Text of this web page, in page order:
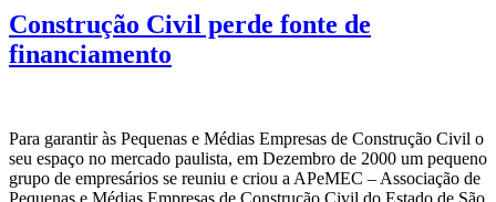
Construção Civil perde fonte de
financiamento
Para garantir às Pequenas e Médias Empresas de Construção Civil o
seu espaço no mercado paulista, em Dezembro de 2000 um pequeno
grupo de empresários se reuniu e criou a APeMEC – Associação de
Pequenas e Médias Empresas de Construção Civil do Estado de São